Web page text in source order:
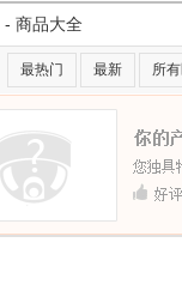
- 商品大全
最热门 最新 所